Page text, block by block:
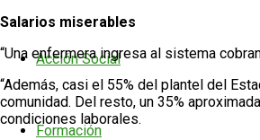
Acción Social
Formación
Salarios miserables
“Una enfermera ingresa al sistema
“Además, casi el 55% del plantel del
comunidad. Del resto, un 35%
condiciones laborales.